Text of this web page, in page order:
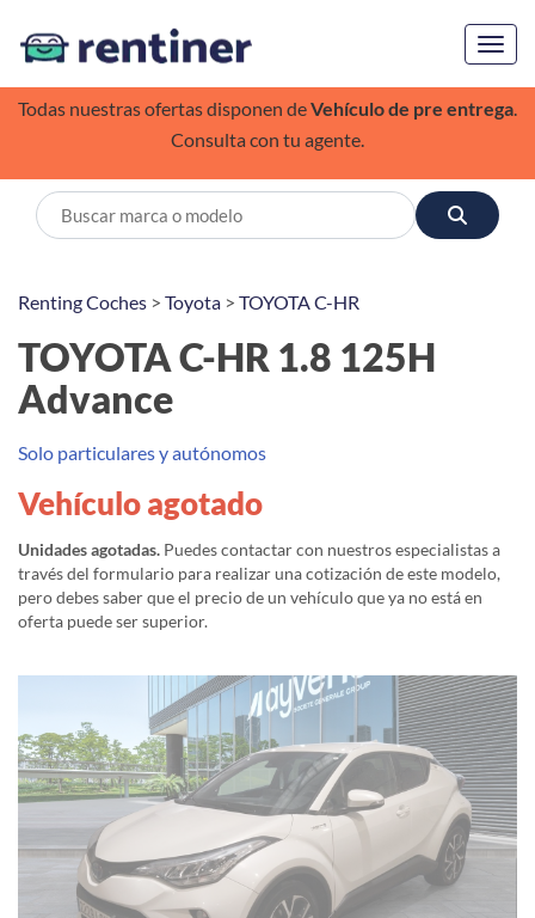
Todas nuestras ofertas disponen deVehículo de pre entrega.
Consulta con tu agente.
Renting Coches > Toyota > TOYOTA C-HR
TOYOTA C-HR 1.8 125H
Advance
Solo particulares y autónomos
Vehículo agotado
Unidades agotadas. Puedes contactar con nuestros especialistas a
través del formulario para realizar una cotización de este modelo,
pero debes saber que el precio de un vehículo que ya no está en
oferta puede ser superior.